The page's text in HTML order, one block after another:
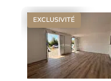
EXCLUSIVITÉ